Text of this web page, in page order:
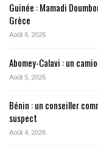
Guinée : Mamadi
Grèce
Août 6, 2026
Abomey-Calavi : un
Août 5, 2026
Bénin : un conseiller
suspect
Août 4, 2026